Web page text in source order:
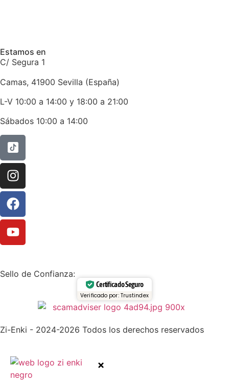
Estamos en
C/ Segura 1
Camas, 41900 Sevilla (España)
L-V 10:00 a 14:00 y 18:00 a 21:00
Sábados 10:00 a 14:00
Sello de Confianza:
Certificado Seguro
Verificado por: Trustindex
Zi-Enki - 2024-2026 Todos los derechos reservados